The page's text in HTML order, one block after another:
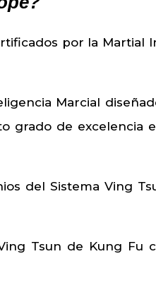
por la Martial
Marcial
grado de excelencia
del Sistema Ving
Tsun de Kung Fu